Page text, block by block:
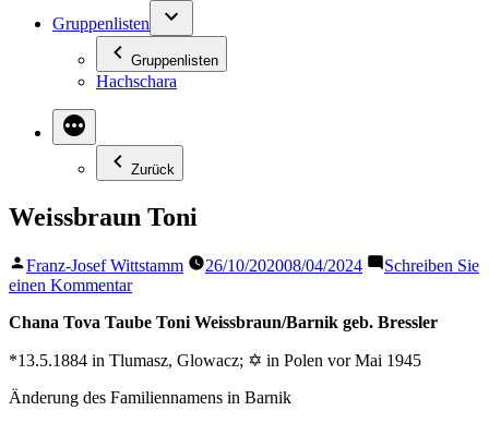
Gruppenlisten
Gruppenlisten
Hachschara
Zurück
Weissbraun Toni
Veröffentlicht
von
Franz-Josef Wittstamm 26/10/202008/04/2024
Schreiben Sie
einen Kommentarzu
Toni
Chana Tova Taube Toni Weissbraun/Barnik geb. Bressler
*13.5.1884 in Tlumasz, Glowacz; ✡ in Polen vor Mai 1945
Änderung des Familiennamens in Barnik